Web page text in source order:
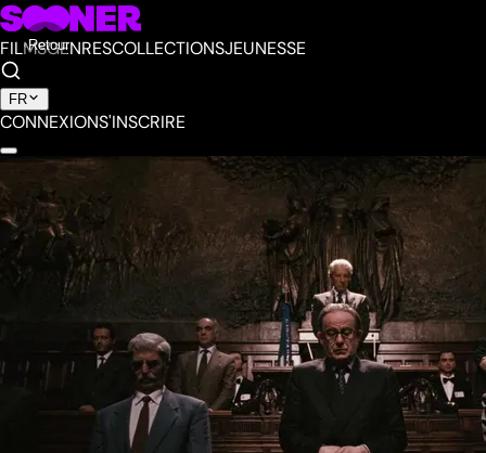
FILMSGENRESCOLLECTIONSJEUNESSE
FR
CONNEXIONS'INSCRIRE
Retour